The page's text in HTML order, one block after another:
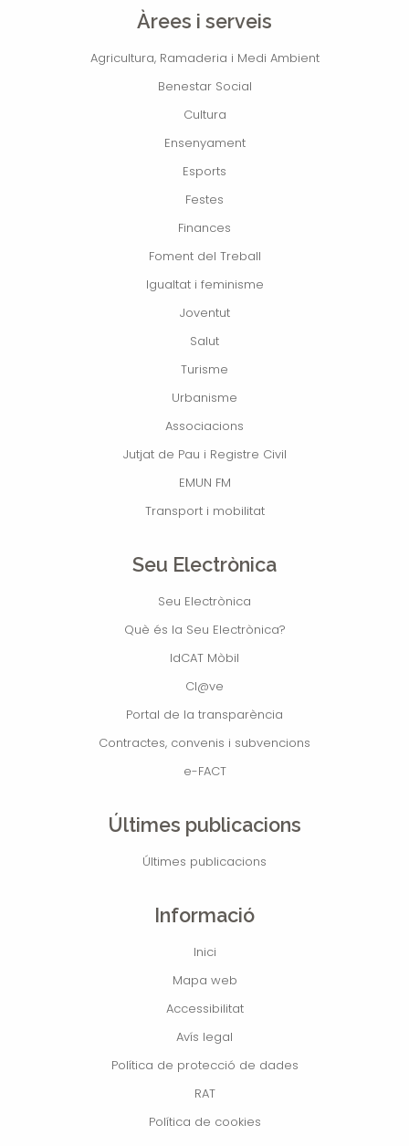
Àrees i serveis
Agricultura, Ramaderia i Medi Ambient
Benestar Social
Cultura
Ensenyament
Esports
Festes
Finances
Foment del Treball
Igualtat i feminisme
Joventut
Salut
Turisme
Urbanisme
Associacions
Jutjat de Pau i Registre Civil
EMUN FM
Transport i mobilitat
Seu Electrònica
Seu Electrònica
Què és la Seu Electrònica?
IdCAT Mòbil
Cl@ve
Portal de la transparència
Contractes, convenis i subvencions
e-FACT
Últimes publicacions
Últimes publicacions
Informació
Inici
Mapa web
Accessibilitat
Avís legal
Política de protecció de dades
RAT
Política de cookies